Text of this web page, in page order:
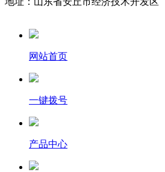
网站首页
一键拨号
产品中心